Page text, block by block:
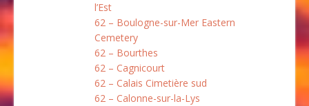
l’Est
62 – Boulogne-sur-Mer Eastern
Cemetery
62 – Bourthes
62 – Cagnicourt
62 – Calais Cimetière sud
62 – Calonne-sur-la-Lys